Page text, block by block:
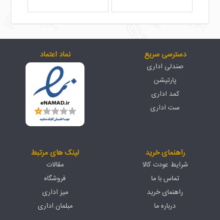
نماد اعتماد دسترسی سریع
صندلی اداری
پارتیشن
کمد اداری
ست اداری
لینک های مرتبط
مقالات
فروشگاه
میز اداری
مبلمان اداری
راهنمای خرید
شرایط عودت کالا
تماس با ما
راهنمای خرید
درباره ما